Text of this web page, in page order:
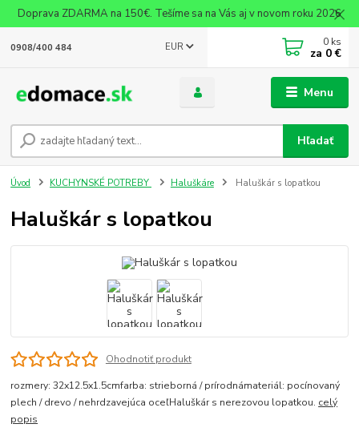
Doprava ZDARMA na 150€. Tešíme sa na Vás aj v novom roku 2026
Menu
EUR
Hľadať
0908/400 484 0 ks
za 0 €
Úvod KUCHYNSKÉ POTREBY Haluškáre Haluškár s lopatkou
Haluškár s lopatkou
Ohodnotiť produkt
rozmery: 32x12.5x1.5cmfarba: strieborná / prírodnámateriál: pocínovaný
plech / drevo / nehrdzavejúca oceľHaluškár s nerezovou lopatkou. celý
popis